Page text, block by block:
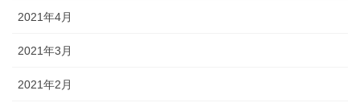
2021年4月
2021年3月
2021年2月